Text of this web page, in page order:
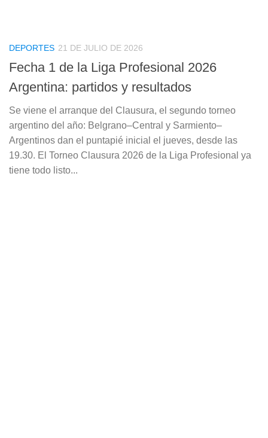
DEPORTES 21 DE JULIO DE 2026
Fecha 1 de la Liga Profesional 2026
Argentina: partidos y resultados
Se viene el arranque del Clausura, el segundo torneo
argentino del año: Belgrano–Central y Sarmiento–
Argentinos dan el puntapié inicial el jueves, desde las
19.30. El Torneo Clausura 2026 de la Liga Profesional ya
tiene todo listo...